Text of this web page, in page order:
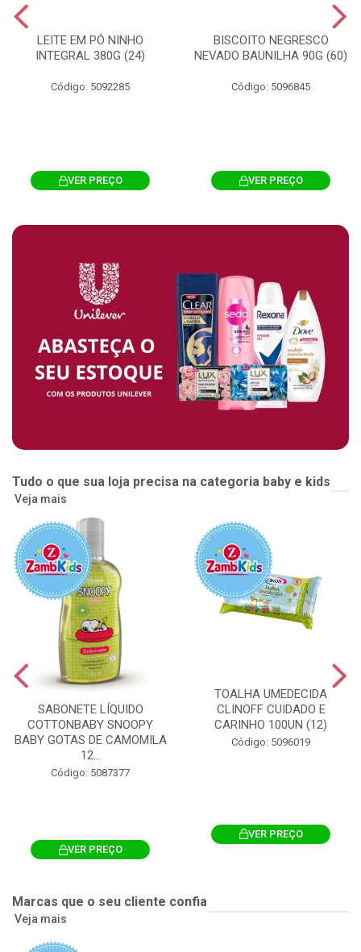
LEITE EM PÓ NINHO
INTEGRAL 380G (24)
Código: 5092285
VER PREÇO
BISCOITO NEGRESCO
NEVADO BAUNILHA 90G (60)
Código: 5096845
VER PREÇO
Tudo o que sua loja precisa na categoria baby e kids
Veja mais
SABONETE LÍQUIDO
COTTONBABY SNOOPY
BABY GOTAS DE CAMOMILA
12...
Código: 5087377
VER PREÇO
TOALHA UMEDECIDA
CLINOFF CUIDADO E
CARINHO 100UN (12)
Código: 5096019
VER PREÇO
Marcas que o seu cliente confia
Veja mais